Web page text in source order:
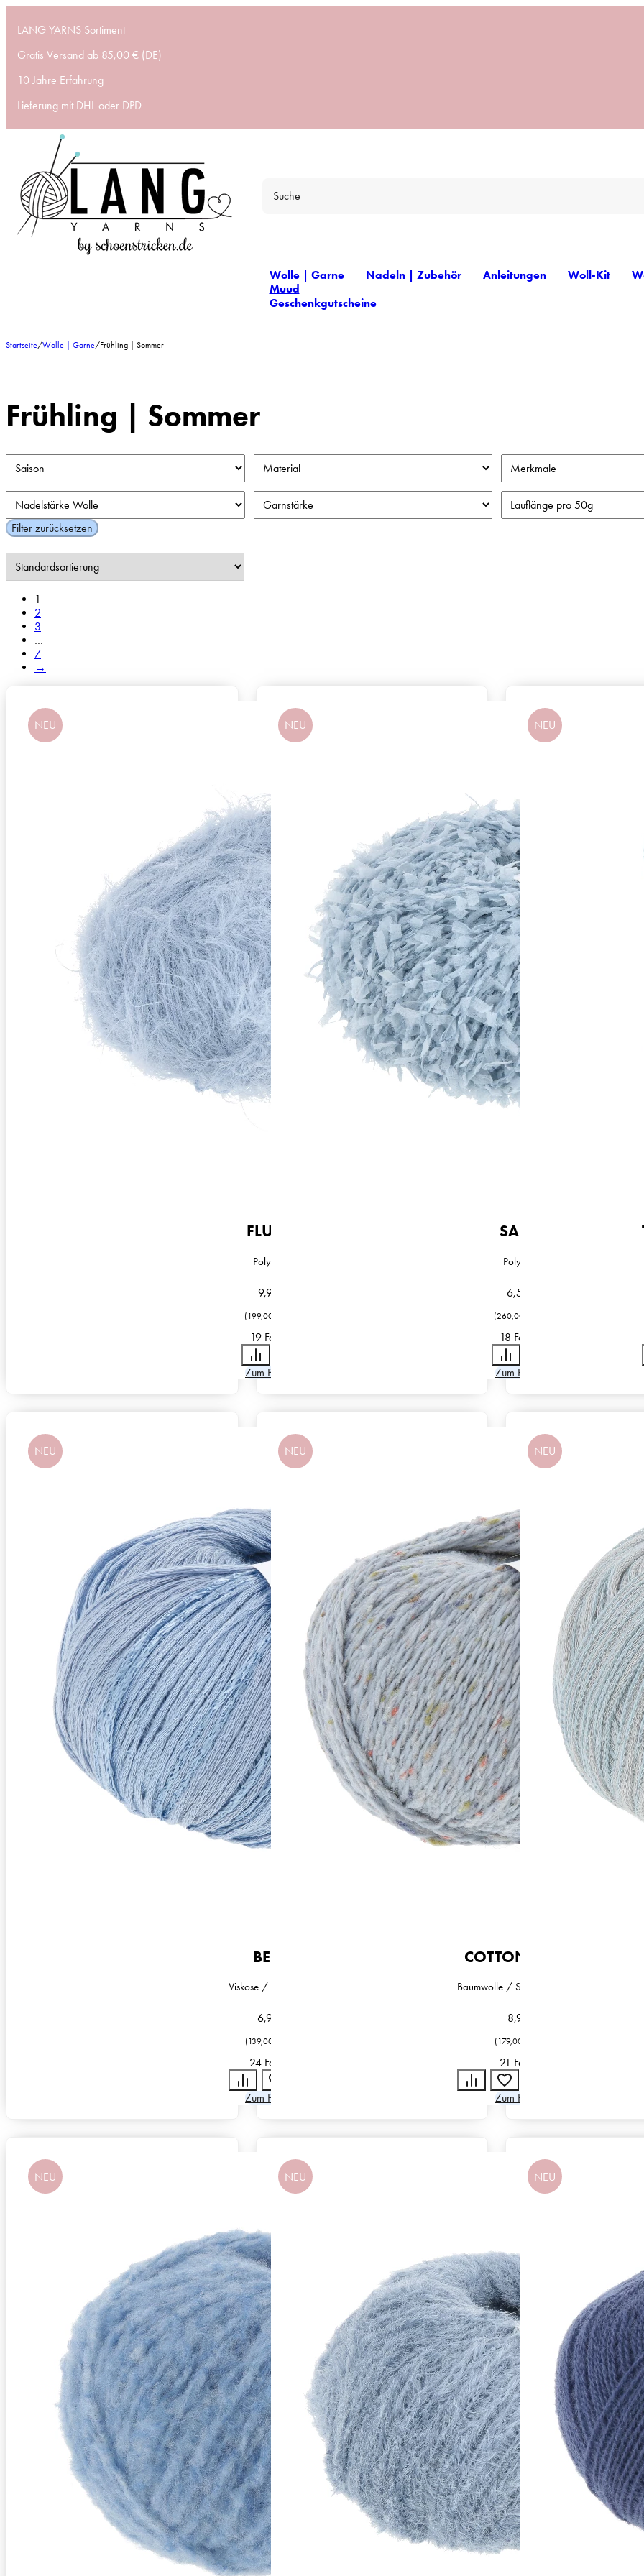
LANG YARNS Sortiment
Gratis Versand ab 85,00 € (DE)
10 Jahre Erfahrung
Lieferung mit DHL oder DPD
Wolle | Garne Nadeln | Zubehör Anleitungen Woll-Kit
Muud
Geschenkgutscheine
Startseite/Wolle | Garne/Frühling | Sommer
Frühling | Sommer
Filter zurücksetzen
1
2
3
…
7
→
NEU
Zusammensetzung
100% Polyamid
Lauflänge
~205m / 50g
Garnstärke
Beilaufgarn
FLUFFY
Polyamid
9,95
( 199,00
19 Farben
Zum Produkt
NEU
Zusammensetzung
100% Polyamid
Lauflänge
~120m / 25g
Garnstärke
Beilaufgarn
SALSA
Polyamid
6,50
(260,00
18 Farben
Zum Produkt
NEU
NEU
Zusammensetzung
58% Viskose, 42% Baumwolle
Lauflänge
~190m / 50g
Nadelstärke
Ø 3,5-4 mm
Garnstärke
Sport
Maschenprobe
24 M x 35 R
BELLE
Viskose / Baumwolle
6,95
( 139,00
24 Farben
Zum Produkt
NEU
Zusammensetzung
9% Polyester, 67% Baumwolle, 24% Seide
Lauflänge
~130m / 50g
Nadelstärke
Ø 3,5-4 mm
Garnstärke
Worsted
Maschenprobe
19 M x 26 R
COTTON TWEED
Baumwolle / Seide / Polyester
8,95
( 179,00
21 Farben
Zum Produkt
NEU
NEU
Zusammensetzung
62% Schurwolle (Merino superfine), 26% Baumwolle, 12% Polyamid
Lauflänge
~175m / 50g
Nadelstärke
Ø 3,5-4 mm
Garnstärke
Worsted
Maschenprobe
16 M x 24 R
NEU
Zusammensetzung
51% Viskose, 49% Polyamid
Lauflänge
~170m / 50g
Nadelstärke
Ø 3,5-4 mm
Garnstärke
DK
Maschenprobe
23 M x 35 R
NEU